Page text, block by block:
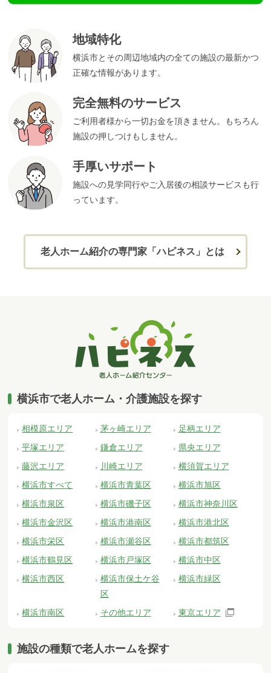
地域特化
横浜市とその周辺地域内の全ての施設の最新かつ
正確な情報があります。
完全無料のサービス
ご利用者様から一切お金を頂きません。もちろん
施設の押しつけもしません。
手厚いサポート
施設への見学同行やご入居後の相談サービスも行
っています。
老人ホーム紹介の専門家「ハピネス」とは
横浜市で老人ホーム・介護施設を探す
相模原エリア 茅ヶ崎エリア
足柄エリア
平塚エリア
鎌倉エリア
県央エリア
藤沢エリア
川崎エリア
横須賀エリア
横浜市すべて
横浜市青葉区
横浜市旭区
横浜市泉区
横浜市磯子区
横浜市神奈川区
横浜市金沢区
横浜市港南区
横浜市港北区
横浜市栄区
横浜市瀬谷区
横浜市都筑区
横浜市鶴見区
横浜市戸塚区
横浜市中区
横浜市西区
横浜市保土ケ谷
区
横浜市緑区
横浜市南区 その他エリア 東京エリア
施設の種類で老人ホームを探す